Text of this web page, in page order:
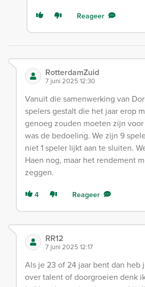
Reageer
RotterdamZuid
7 juni 2025 12:30
Vanuit die samenwerking van
spelers gestalt die het jaar erop
genoeg zouden moeten zijn
was de bedoeling. We zijn 9
niet 1 speler lijkt aan te sluiten.
Haen nog, maar het rendement
zeggen.
4 Reageer
RR12
7 juni 2025 12:17
Als je 23 of 24 jaar bent dan heb
over talent of doorgroeien denk